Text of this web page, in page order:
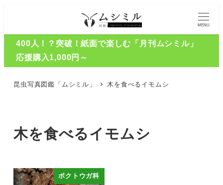
MENU
400人！？突破！紙面で楽しむ「月刊ムシミル」
応援購入1,000円～
昆虫写真図鑑「ムシミル」 木を食べるイモムシ
木を食べるイモムシ
ボクトウガ科